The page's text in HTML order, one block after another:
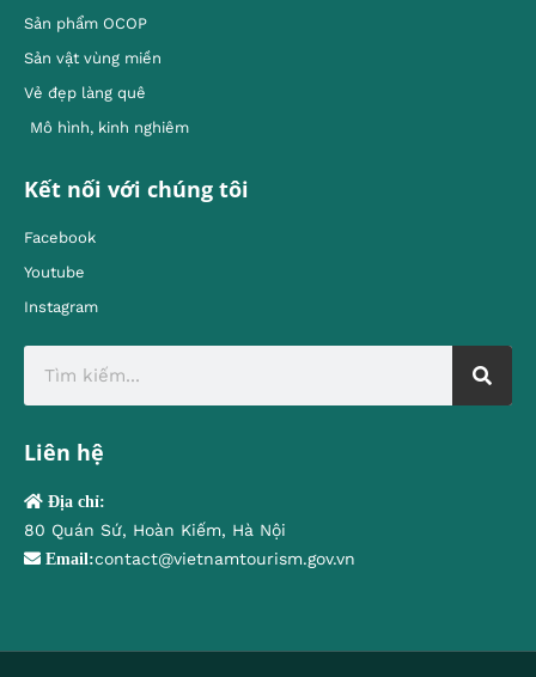
Sản phẩm OCOP
Sản vật vùng miền
Vẻ đẹp làng quê
Mô hình, kinh nghiêm
Kết nối với chúng tôi
Facebook
Youtube
Instagram
Liên hệ
Địa chỉ:
80 Quán Sứ, Hoàn Kiếm, Hà Nội
Email:contact@vietnamtourism.gov.vn